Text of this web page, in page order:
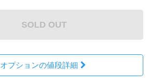
SOLD OUT
オプションの値段詳細